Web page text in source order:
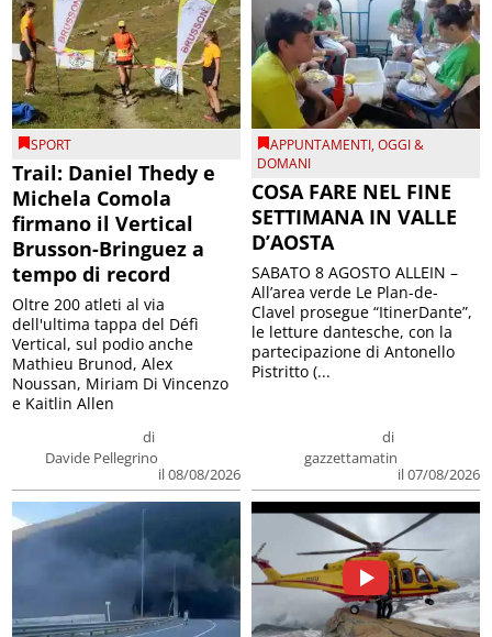
SPORT
Trail: Daniel Thedy e
Michela Comola
firmano il Vertical
Brusson-Bringuez a
tempo di record
di
Davide Pellegrino
il 08/08/2026
Oltre 200 atleti al via
dell'ultima tappa del Défì
Vertical, sul podio anche
Mathieu Brunod, Alex
Noussan, Miriam Di Vincenzo
e Kaitlin Allen
APPUNTAMENTI,OGGI &
DOMANI
COSA FARE NEL FINE
SETTIMANA IN VALLE
D’AOSTA
di
gazzettamatin
il 07/08/2026
SABATO 8 AGOSTO ALLEIN –
All’area verde Le Plan-de-
Clavel prosegue “ItinerDante”,
le letture dantesche, con la
partecipazione di Antonello
Pistritto (...